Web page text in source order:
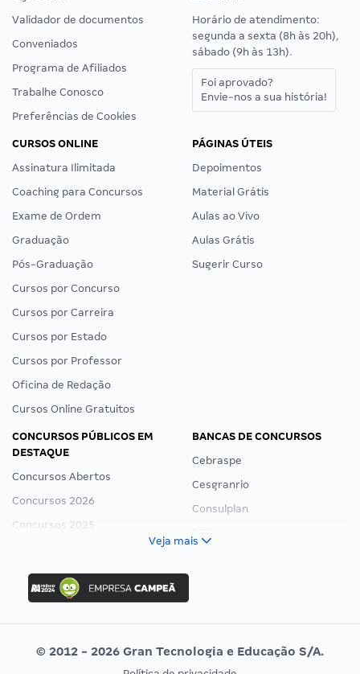
Validador de documentos
Conveniados
Programa de Afiliados
Trabalhe Conosco
Preferências de Cookies
Horário de atendimento:
segunda a sexta (8h às 20h),
sábado (9h às 13h).
Foi aprovado?
Envie-nos a sua história!
CURSOS ONLINE
Assinatura Ilimitada
Coaching para Concursos
Exame de Ordem
Graduação
Pós-Graduação
Cursos por Concurso
Cursos por Carreira
Cursos por Estado
Cursos por Professor
Oficina de Redação
Cursos Online Gratuitos
PÁGINAS ÚTEIS
Depoimentos
Material Grátis
Aulas ao Vivo
Aulas Grátis
Sugerir Curso
CONCURSOS PÚBLICOS EM
DESTAQUE
Concursos Abertos
Concursos 2026
Concursos 2025
Concurso Ibama
Concurso MPU
Editais publicados
BANCAS DE CONCURSOS
Cebraspe
Cesgranrio
Consulplan
Vunesp
Veja mais
© 2012 - 2026 Gran Tecnologia e Educação S/A.